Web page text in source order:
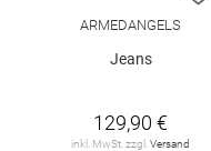
ARMEDANGELS
Jeans
129,90 €
inkl. MwSt. zzgl. Versand